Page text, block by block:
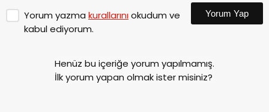
Yorum yazma kurallarınıokudum ve
kabul ediyorum.
Yorum Yap
Henüz bu içeriğe yorum yapılmamış.
İlk yorum yapan olmak ister misiniz?